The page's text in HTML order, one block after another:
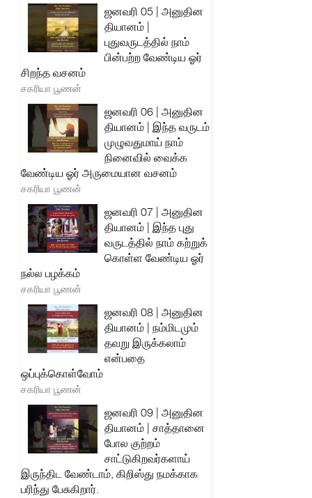
ஜனவரி 05 | அனுதின
தியானம் |
புதுவருடத்தில் நாம்
பின்பற்ற வேண்டிய ஓர்
சிறந்த வசனம்
சகரியா பூணன்
ஜனவரி 06 | அனுதின
தியானம் | இந்த வருடம்
முழுவதுமாய் நாம்
நினைவில் வைக்க
வேண்டிய ஓர் அருமையான வசனம்
சகரியா பூணன்
ஜனவரி 07 | அனுதின
தியானம் | இந்த புது
வருடத்தில் நாம் கற்றுக்
கொள்ள வேண்டிய ஓர்
நல்ல பழக்கம்
சகரியா பூணன்
ஜனவரி 08 | அனுதின
தியானம் | நம்மிடமும்
தவறு இருக்கலாம்
என்பதை
ஒப்புக்கொள்வோம்
சகரியா பூணன்
ஜனவரி 09 | அனுதின
தியானம் | சாத்தானை
போல குற்றம்
சாட்டுகிறவர்களாய்
இருந்திட வேண்டாம், கிறிஸ்து நமக்காக
பரிந்து பேசுகிறார்.